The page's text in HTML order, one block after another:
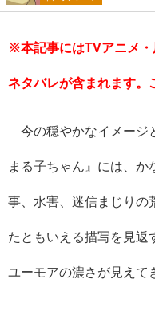
※本記事にはTVアニメ
ネタバレが含まれます。
今の穏やかなイメージ
まる子ちゃん』には、か
事、水害、迷信まじりの
たともいえる描写を見返
ユーモアの濃さが見えて